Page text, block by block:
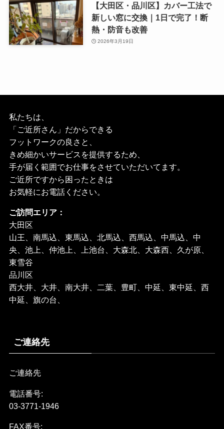
【大田区・品川区】カバー工法で
新しい窓に交換｜1日で完了！断
熱・防音も改善
2026年3月19日
私たちは、
「ご近所さん」だからできる
フットワークの良さと、
きめ細かいサービスを提供するため、
手が届く範囲でお仕事をさせていただいてます。
ご近所ですから困ったときは
お気軽にお電話ください。
ご訪問エリア：
大田区
山王、南馬込、東馬込、北馬込、西馬込、中馬込、中
央、池上、仲池上、上池台、大森北、大森西、久が原、
東雪谷
品川区
西大井、大井、南大井、二葉、豊町、中延、東中延、西
中延、旗の台、
ご連絡先
ご連絡先
電話番号:
03-3771-1946
FAX番号: